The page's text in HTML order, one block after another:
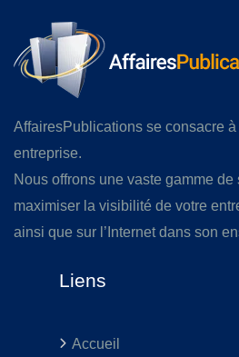
AffairesPublications se consacre
entreprise.
Nous offrons une vaste gamme de
maximiser la visibilité de votre
ainsi que sur l’Internet dans son
Liens
Accueil